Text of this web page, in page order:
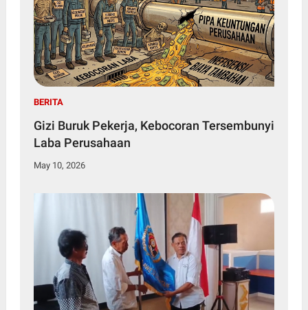
BERITA
Gizi Buruk Pekerja, Kebocoran Tersembunyi
Laba Perusahaan
May 10, 2026